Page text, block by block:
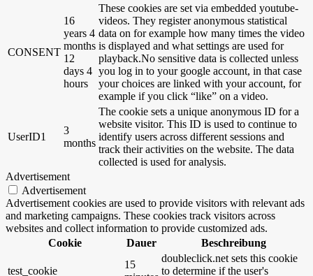
CONSENT
16
years 4
months
12
days 4
hours
These cookies are set via embedded youtube-
videos. They register anonymous statistical
data on for example how many times the video
is displayed and what settings are used for
playback.No sensitive data is collected unless
you log in to your google account, in that case
your choices are linked with your account, for
example if you click “like” on a video.
UserID1
3
months
The cookie sets a unique anonymous ID for a
website visitor. This ID is used to continue to
identify users across different sessions and
track their activities on the website. The data
collected is used for analysis.
Advertisement
Advertisement
Advertisement cookies are used to provide visitors with relevant ads
and marketing campaigns. These cookies track visitors across
websites and collect information to provide customized ads.
Cookie
Dauer Beschreibung
test_cookie
15
doubleclick.net sets this cookie
to determine if the user's